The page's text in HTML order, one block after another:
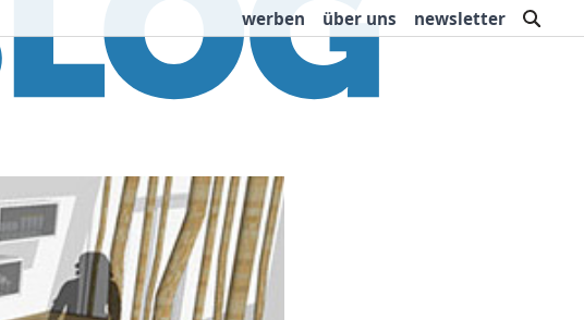
werben über uns newsletter
Werbung
Buchtipps